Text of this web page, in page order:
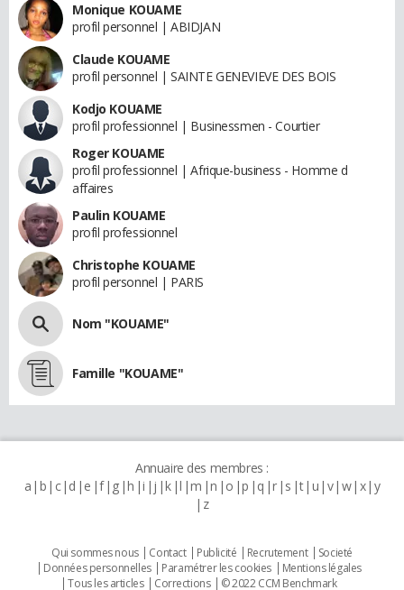
Monique KOUAME
profil personnel | ABIDJAN
Claude KOUAME
profil personnel | SAINTE GENEVIEVE DES BOIS
Kodjo KOUAME
profil professionnel | Businessmen - Courtier
Roger KOUAME
profil professionnel | Afrique-business - Homme d
affaires
Paulin KOUAME
profil professionnel
Christophe KOUAME
profil personnel | PARIS
Nom "KOUAME"
Famille "KOUAME"
Annuaire des membres :
a b c d e f g h i j k l m n o p q r s t u v w x y
z
Qui sommes nous Contact Publicité Recrutement
Societé
Données personnelles
Paramétrer les cookies
Mentions légales
Tous les articles
Corrections © 2022 CCM Benchmark